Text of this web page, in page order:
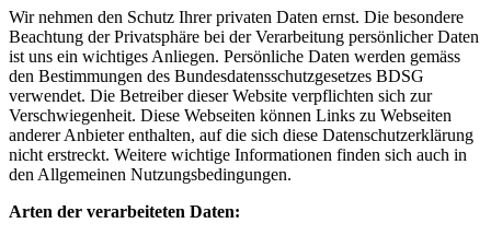
Wir nehmen den Schutz Ihrer privaten Daten ernst. Die besondere
Beachtung der Privatsphäre bei der Verarbeitung persönlicher Daten
ist uns ein wichtiges Anliegen. Persönliche Daten werden gemäss
den Bestimmungen des Bundesdatensschutzgesetzes BDSG
verwendet. Die Betreiber dieser Website verpflichten sich zur
Verschwiegenheit. Diese Webseiten können Links zu Webseiten
anderer Anbieter enthalten, auf die sich diese Datenschutzerklärung
nicht erstreckt. Weitere wichtige Informationen finden sich auch in
den Allgemeinen Nutzungsbedingungen.
Arten der verarbeiteten Daten: